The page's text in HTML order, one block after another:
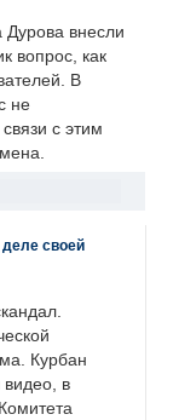
Дурова внесли
вопрос, как
В
не
с этим
своей
Курбан
видео, в